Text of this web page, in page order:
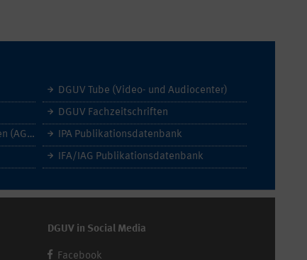
Allgemeine Geschäftsbedingungen (AGB)
DGUV Tube (Video- und Audiocenter)
DGUV Fachzeitschriften
IPA Publikationsdatenbank
IFA/IAG Publikationsdatenbank
DGUV in Social Media
Facebook